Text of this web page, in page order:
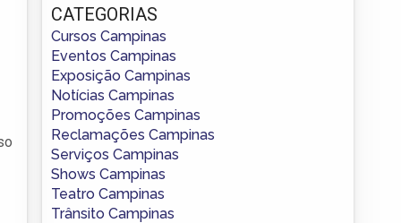
CATEGORIAS
Cursos Campinas
Eventos Campinas
Exposição Campinas
Notícias Campinas
Promoções Campinas
Reclamações Campinas
Serviços Campinas
Shows Campinas
Teatro Campinas
Trânsito Campinas